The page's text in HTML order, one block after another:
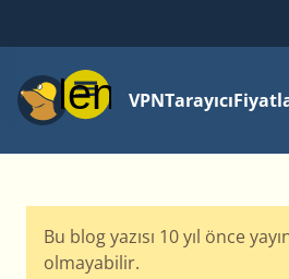
MenüVPNTarayıcı
Bu blog yazısı 10 yıl önce
olmayabilir.